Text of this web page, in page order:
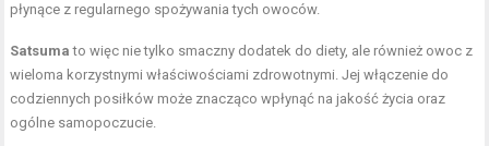
płynące z regularnego spożywania tych owoców.
Satsuma to więc nie tylko smaczny dodatek do diety, ale również owoc z
wieloma korzystnymi właściwościami zdrowotnymi. Jej włączenie do
codziennych posiłków może znacząco wpłynąć na jakość życia oraz
ogólne samopoczucie.